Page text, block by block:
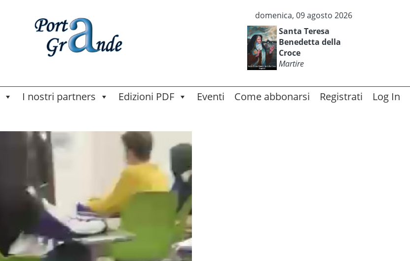
domenica, 09 agosto 2026
Santa Teresa
Benedetta della
Croce
Martire
I nostri partners Edizioni PDF Eventi Come abbonarsi Registrati Log In